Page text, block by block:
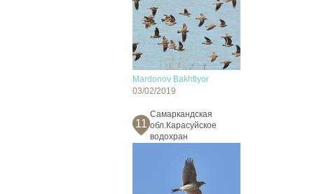
Mardonov Bakhtiyor
03/02/2019
11
Самаркандская
обл.Карасуйское
водохран